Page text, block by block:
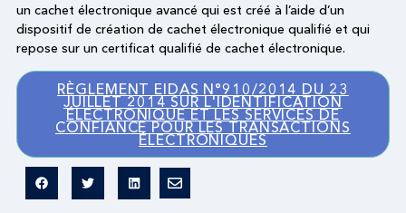
un cachet électronique avancé qui est créé à l’aide d’un
dispositif de création de cachet électronique qualifié et qui
repose sur un certificat qualifié de cachet électronique.
RÈGLEMENT EIDAS N°910/2014 DU 23
JUILLET 2014 SUR L'IDENTIFICATION
ÉLECTRONIQUE ET LES SERVICES DE
CONFIANCE POUR LES TRANSACTIONS
ÉLECTRONIQUES